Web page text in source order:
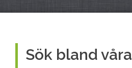
Sök bland våra